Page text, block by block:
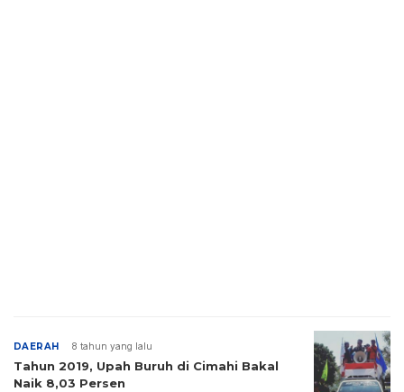
DAERAH 8 tahun yang lalu
Tahun 2019, Upah Buruh di Cimahi Bakal
Naik 8,03 Persen